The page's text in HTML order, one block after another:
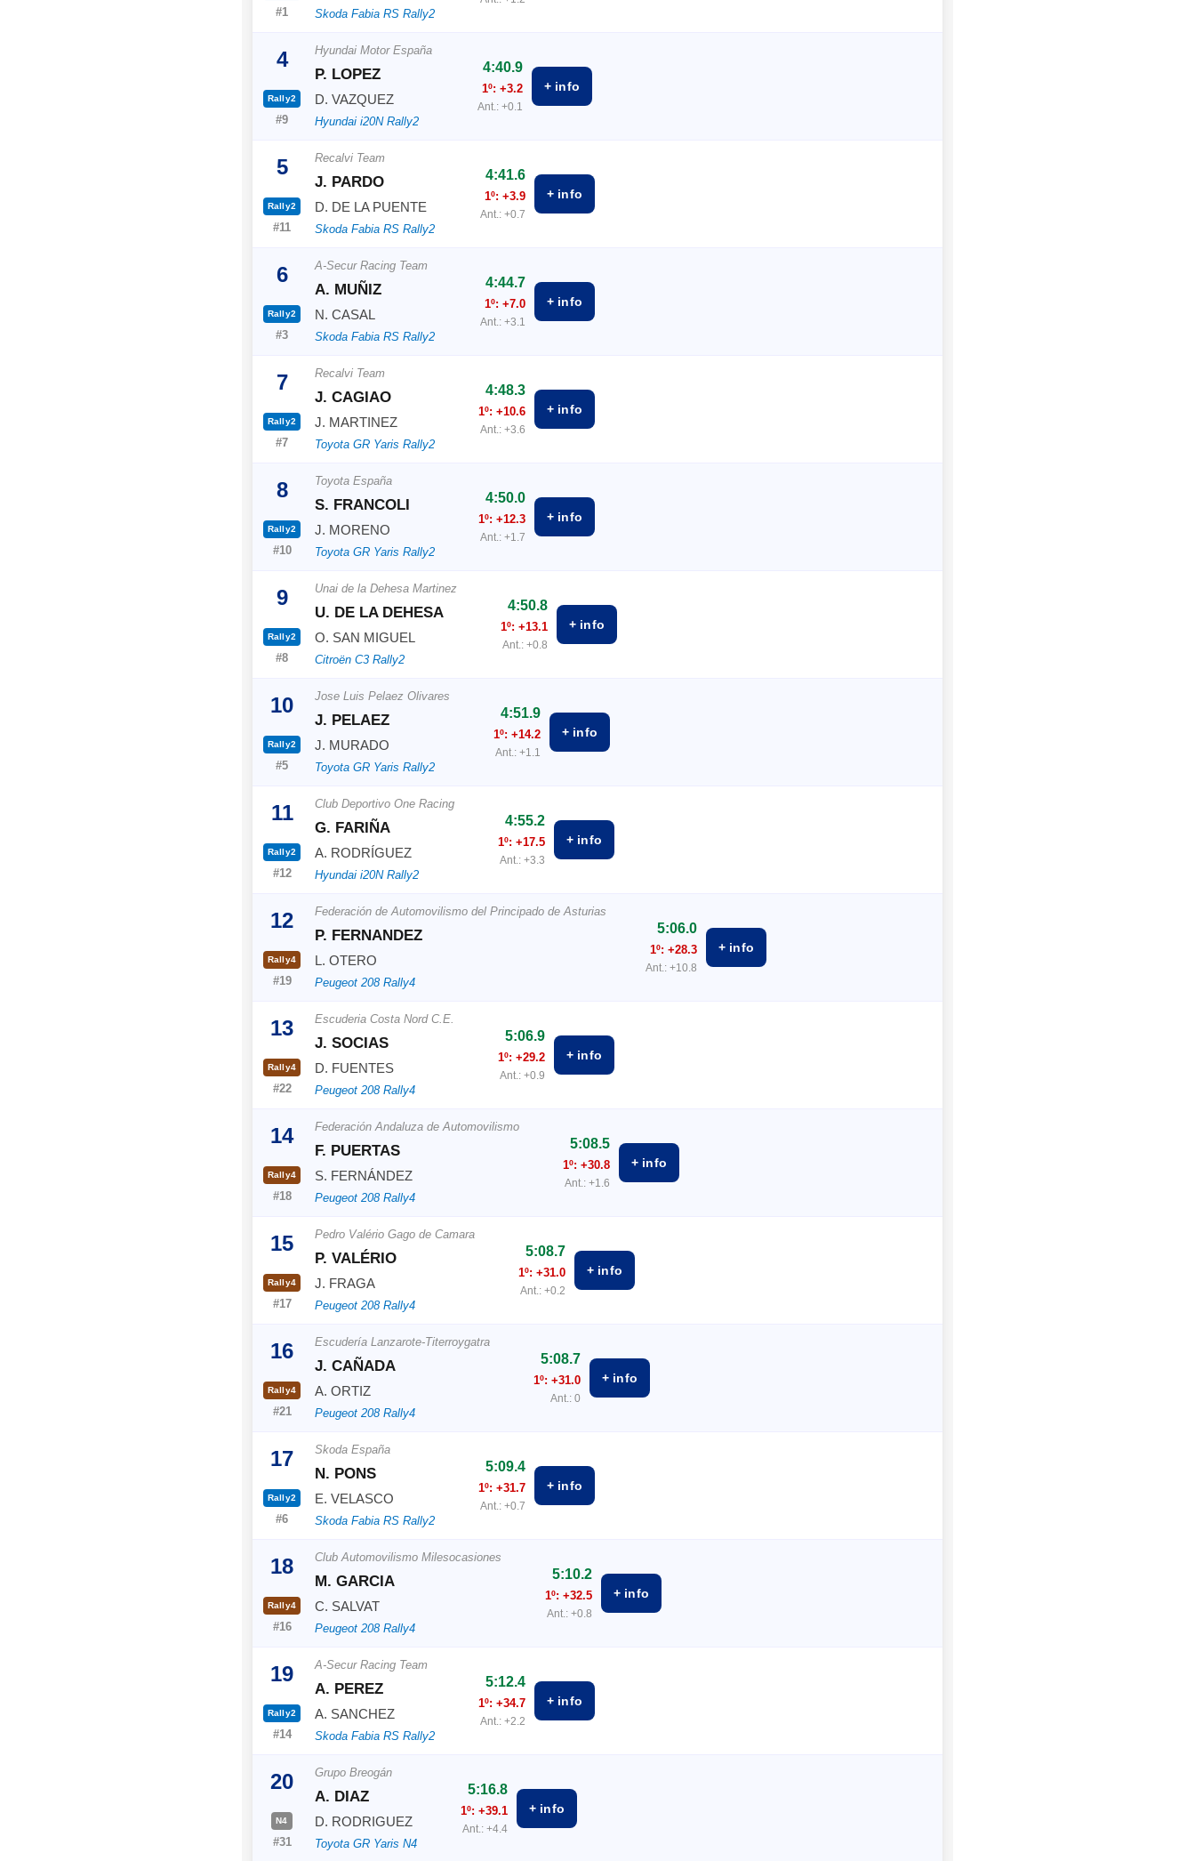
#1 Skoda Fabia RS Rally2
4
Rally2
#9
Hyundai Motor España
P. LOPEZ
D. VAZQUEZ
Hyundai i20N Rally2
4:40.9
1º: +3.2
Ant.: +0.1
+ info
5
Rally2
#11
Recalvi Team
J. PARDO
D. DE LA PUENTE
Skoda Fabia RS Rally2
4:41.6
1º: +3.9
Ant.: +0.7
+ info
6
Rally2
#3
A-Secur Racing Team
A. MUÑIZ
N. CASAL
Skoda Fabia RS Rally2
4:44.7
1º: +7.0
Ant.: +3.1
+ info
7
Rally2
#7
Recalvi Team
J. CAGIAO
J. MARTINEZ
Toyota GR Yaris Rally2
4:48.3
1º: +10.6
Ant.: +3.6
+ info
8
Rally2
#10
Toyota España
S. FRANCOLI
J. MORENO
Toyota GR Yaris Rally2
4:50.0
1º: +12.3
Ant.: +1.7
+ info
9
Rally2
#8
Unai de la Dehesa Martinez
U. DE LA DEHESA
O. SAN MIGUEL
Citroën C3 Rally2
4:50.8
1º: +13.1
Ant.: +0.8
+ info
10
Rally2
#5
Jose Luis Pelaez Olivares
J. PELAEZ
J. MURADO
Toyota GR Yaris Rally2
4:51.9
1º: +14.2
Ant.: +1.1
+ info
11
Rally2
#12
Club Deportivo One Racing
G. FARIÑA
A. RODRÍGUEZ
Hyundai i20N Rally2
4:55.2
1º: +17.5
Ant.: +3.3
+ info
12
Rally4
#19
Federación de Automovilismo del Principado de Asturias
P. FERNANDEZ
L. OTERO
Peugeot 208 Rally4
5:06.0
1º: +28.3
Ant.: +10.8
+ info
13
Rally4
#22
Escuderia Costa Nord C.E.
J. SOCIAS
D. FUENTES
Peugeot 208 Rally4
5:06.9
1º: +29.2
Ant.: +0.9
+ info
14
Rally4
#18
Federación Andaluza de Automovilismo
F. PUERTAS
S. FERNÁNDEZ
Peugeot 208 Rally4
5:08.5
1º: +30.8
Ant.: +1.6
+ info
15
Rally4
#17
Pedro Valério Gago de Camara
P. VALÉRIO
J. FRAGA
Peugeot 208 Rally4
5:08.7
1º: +31.0
Ant.: +0.2
+ info
16
Rally4
#21
Escudería Lanzarote-Titerroygatra
J. CAÑADA
A. ORTIZ
Peugeot 208 Rally4
5:08.7
1º: +31.0
Ant.: 0
+ info
17
Rally2
#6
Skoda España
N. PONS
E. VELASCO
Skoda Fabia RS Rally2
5:09.4
1º: +31.7
Ant.: +0.7
+ info
18
Rally4
#16
Club Automovilismo Milesocasiones
M. GARCIA
C. SALVAT
Peugeot 208 Rally4
5:10.2
1º: +32.5
Ant.: +0.8
+ info
19
Rally2
#14
A-Secur Racing Team
A. PEREZ
A. SANCHEZ
Skoda Fabia RS Rally2
5:12.4
1º: +34.7
Ant.: +2.2
+ info
20
N4
#31
Grupo Breogán
A. DIAZ
D. RODRIGUEZ
Toyota GR Yaris N4
5:16.8
1º: +39.1
Ant.: +4.4
+ info